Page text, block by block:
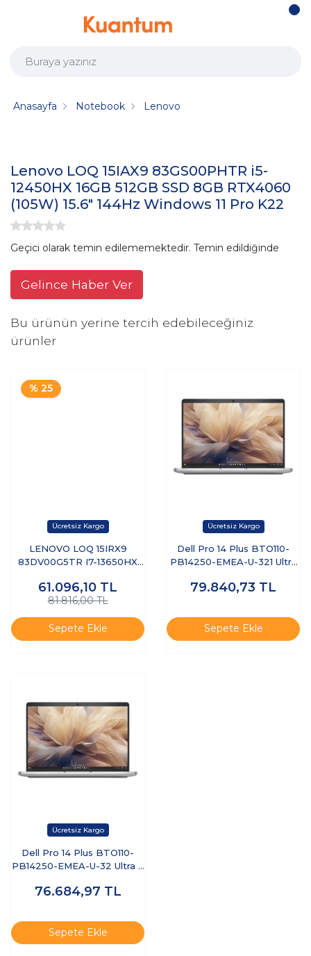
Anasayfa Notebook Lenovo
Lenovo LOQ 15IAX9 83GS00PHTR i5-
12450HX 16GB 512GB SSD 8GB RTX4060
(105W) 15.6" 144Hz Windows 11 Pro K22
Geçici olarak temin edilememektedir. Temin edildiğinde
Gelince Haber Ver
Bu ürünün yerine tercih edebileceğiniz
ürünler
% 25
LENOVO LOQ 15IRX9
83DV00G5TR I7-13650HX
RTX3050 15.6" DOS
61.096,10 TL
81.816,00 TL
Sepete Ekle
Dell Pro 14 Plus BTO110-
PB14250-EMEA-U-321 Ultra
Free Dos Dizüstü Bilgisayar
79.840,73 TL
Sepete Ekle
Dell Pro 14 Plus BTO110-
PB14250-EMEA-U-32 Ultra 7
Ubuntu Dizüstü Bilgisayar
76.684,97 TL
Sepete Ekle